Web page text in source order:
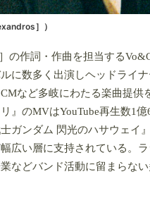
］）
］の作詞・作曲を担当する
に数多く出演しヘッドライ
など多岐にわたる楽曲提供
』のMVはYouTube再生数1億
ガンダム 閃光のハサウェイ
幅広い層に支持されている。
などバンド活動に留まらな